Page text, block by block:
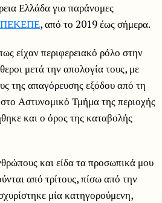
Ελλάδα για παράνομες
, από το 2019 έως σήμερα.
είχαν περιφερειακό ρόλο στην
μετά την απολογία τους, με
της απαγόρευσης εξόδου από τη
Αστυνομικό Τμήμα της περιοχής
και ο όρος της καταβολής
και είδα τα προσωπικά μου
από τρίτους, πίσω από την
μία κατηγορούμενη,